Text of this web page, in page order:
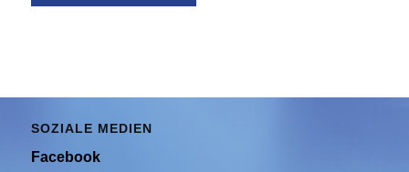
SOZIALE MEDIEN
Facebook